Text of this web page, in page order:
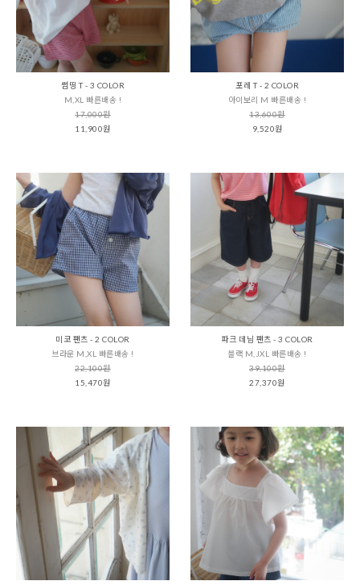
썸띵 T - 3 COLOR
M,XL 빠른배송 !
17,000원
11,900원
포레 T - 2 COLOR
아이보리 M 빠른배송 !
13,600원
9,520원
미코 팬츠 - 2 COLOR
브라운 M,XL 빠른배송 !
22,100원
15,470원
파크 데님 팬츠 - 3 COLOR
블랙 M,JXL 빠른배송 !
39,100원
27,370원